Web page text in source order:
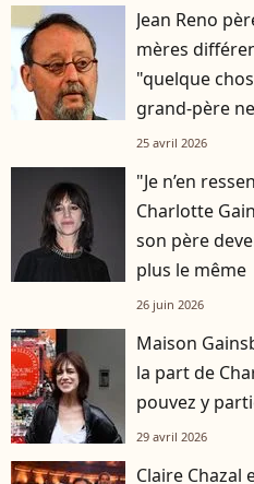
Jean Reno
mères
"quelque
grand-père
25 avril 2026
"Je n’en
Charlotte
son père
plus le même
26 juin 2026
Maison
la part de
pouvez y
29 avril 2026
Claire Chazal